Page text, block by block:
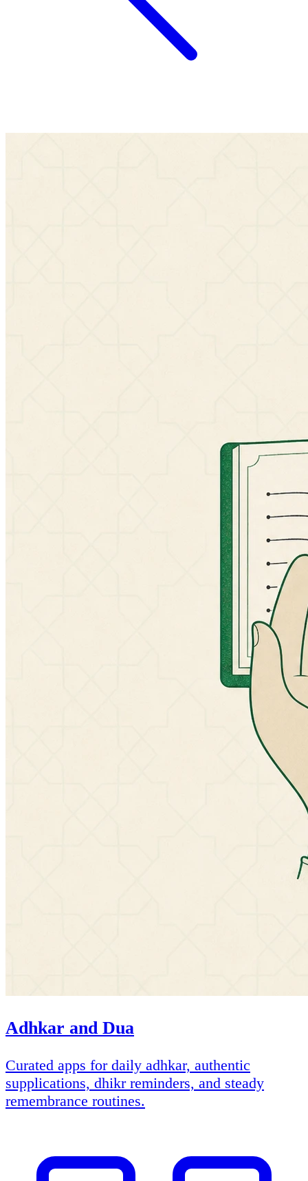
Adhkar and Dua
Curated apps for daily adhkar, authentic
supplications, dhikr reminders, and steady
remembrance routines.